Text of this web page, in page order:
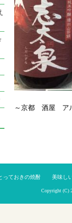
～京都 酒屋 ア
っておきの焼酎 美味し
Copyright (C)